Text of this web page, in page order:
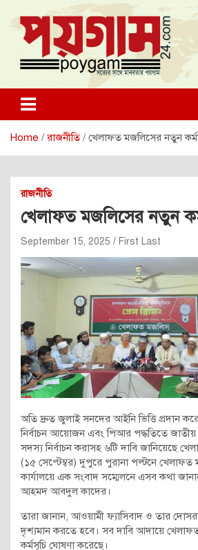
content
poygam24.com
poygam24.com
Home রাজনীতি খেলাফত মজলিসের নতুন
রাজনীতি
খেলাফত মজলিসের নতুন
September 15, 2025 First Last
অতি দ্রুত জুলাই সনদের আইনি ভিত্তি প্রদান
নির্বাচন আয়োজন এবং পিআর পদ্ধতিতে
সদস্য নির্বাচন করাসহ ৬টি দাবি জানিয়েছে
(১৫ সেপ্টেম্বর) দুপুরে পুরানা পল্টনে খেলাফত
কার্যালয়ে এক সংবাদ সম্মেলনে এসব কথা
আহমদ আবদুল কাদের।
তারা জানান, আওয়ামী ফ্যাসিবাদ ও তার
দৃশ্যমান করতে হবে। সব দাবি আদায়ে
কর্মসূচি ঘোষণা করেছে।